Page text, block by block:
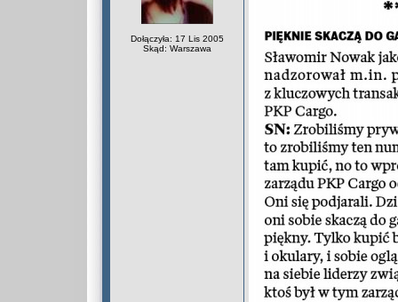
Dołączyła: 17 Lis 2005
Skąd: Warszawa